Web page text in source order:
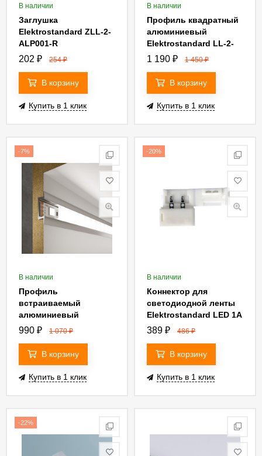
В наличии
Заглушка
Elektrostandard ZLL-2-
ALP001-R
4690389047404
202 ₽ 254₽
В корзину
Купить в 1 клик
В наличии
Профиль квадратный
алюминиевый
Elektrostandard LL-2-
ALP009 4690389130915
1 190 ₽ 1 450₽
В корзину
Купить в 1 клик
-7%
В наличии
Профиль
встраиваемый
алюминиевый
Elektrostandard LL-2-
990 ₽ 1 070₽
В корзину
Купить в 1 клик
-20%
В наличии
Коннектор для
светодиодной ленты
Elektrostandard LED 1A
4690389087592
389 ₽ 486₽
В корзину
Купить в 1 клик
-22%